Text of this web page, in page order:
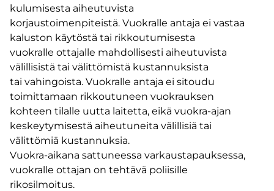
kulumisesta aiheutuvista
korjaustoimenpiteistä. Vuokralle antaja ei vastaa
kaluston käytöstä tai rikkoutumisesta
vuokralle ottajalle mahdollisesti aiheutuvista
välillisistä tai välittömistä kustannuksista
tai vahingoista. Vuokralle antaja ei sitoudu
toimittamaan rikkoutuneen vuokrauksen
kohteen tilalle uutta laitetta, eikä vuokra-ajan
keskeytymisestä aiheutuneita välillisiä tai
välittömiä kustannuksia.
Vuokra-aikana sattuneessa varkaustapauksessa,
vuokralle ottajan on tehtävä poliisille
rikosilmoitus.